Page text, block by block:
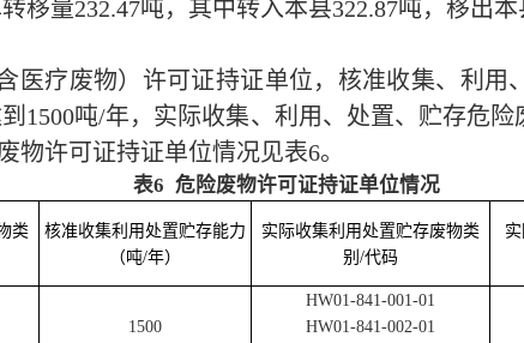
移量232.47吨，其中转入本县322.87吨，移出本
医疗废物）许可证持证单位，核准收集、利用
1500吨/年，实际收集、利用、处置、贮存危险
物许可证持证单位情况见表6。
表6 危险废物许可证持证单位情况
类
核准收集利用处置贮存能力
（吨/年）
实际收集利用处置贮存废物类
别 /代码
1500
HW01-841-001-01
HW01-841-002-01